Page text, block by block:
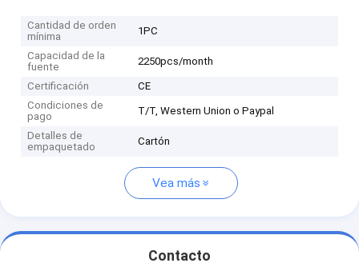
Cantidad de orden
mínima
1PC
Capacidad de la
fuente
2250pcs/month
Certificación
CE
Condiciones de
pago
T/T, Western Union o Paypal
Detalles de
empaquetado
Cartón
Vea más
Contacto